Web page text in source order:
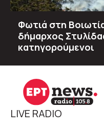
Φωτιά στη
δήμαρχος
κατηγορούμενοι
LIVE RADIO